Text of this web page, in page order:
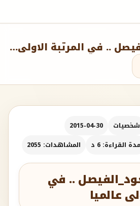
#شكرا_سعود_الفيصل .. في المرتبة الاولى عالميا
شخصيات
2015-04-30
مدة القراءة: 6 د المشاهدات: 2055
.. في
عالميا